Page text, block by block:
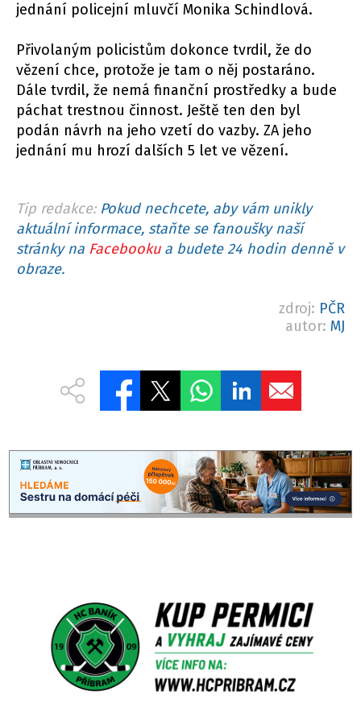
jednání policejní mluvčí Monika Schindlová.
Přivolaným policistům dokonce tvrdil, že do
vězení chce, protože je tam o něj postaráno.
Dále tvrdil, že nemá finanční prostředky a bude
páchat trestnou činnost. Ještě ten den byl
podán návrh na jeho vzetí do vazby. ZA jeho
jednání mu hrozí dalších 5 let ve vězení.
Tip redakce: Pokud nechcete, aby vám unikly
aktuální informace, staňte se fanoušky naší
stránky na Facebookua budete 24 hodin denně v
obraze.
zdroj: PČR
autor: MJ